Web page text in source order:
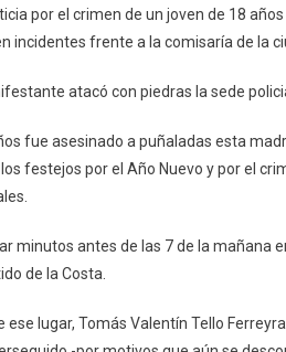
por el crimen de un joven de 18
incidentes frente a la comisaría de la
atacó con piedras la sede
fue asesinado a puñaladas esta
festejos por el Año Nuevo y por el
minutos antes de las 7 de la mañana
de la Costa.
ese lugar, Tomás Valentín Tello